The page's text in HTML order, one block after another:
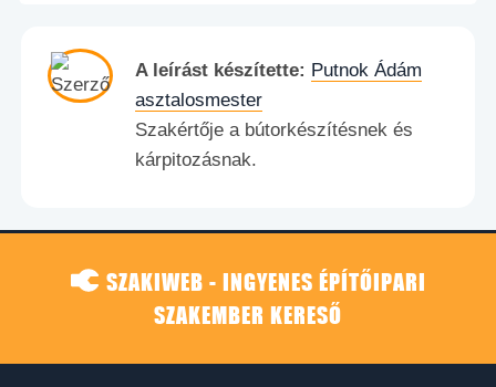
A leírást készítette: Putnok Ádám
asztalosmester
Szakértője a bútorkészítésnek és
kárpitozásnak.
SZAKIWEB - INGYENES ÉPÍTŐIPARI
SZAKEMBER KERESŐ